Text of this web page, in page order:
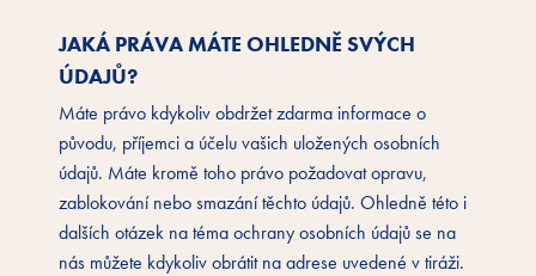
JAKÁ PRÁVA MÁTE OHLEDNĚ SVÝCH
ÚDAJŮ?
Máte právo kdykoliv obdržet zdarma informace o
původu, příjemci a účelu vašich uložených osobních
údajů. Máte kromě toho právo požadovat opravu,
zablokování nebo smazání těchto údajů. Ohledně této i
dalších otázek na téma ochrany osobních údajů se na
nás můžete kdykoliv obrátit na adrese uvedené v tiráži.